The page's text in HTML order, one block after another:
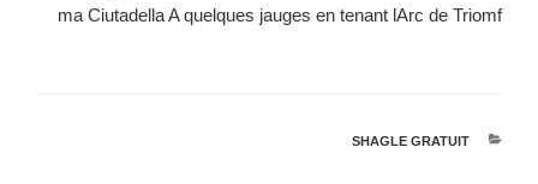
ma Ciutadella A quelques jauges en tenant lArc de Triomf
קטגוריות
SHAGLE GRATUIT